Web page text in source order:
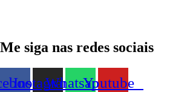
Me siga nas redes sociais
InstagramWhatsappYoutube